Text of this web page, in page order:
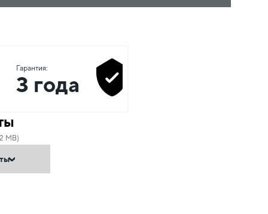
Гарантия:
3 года
MB)